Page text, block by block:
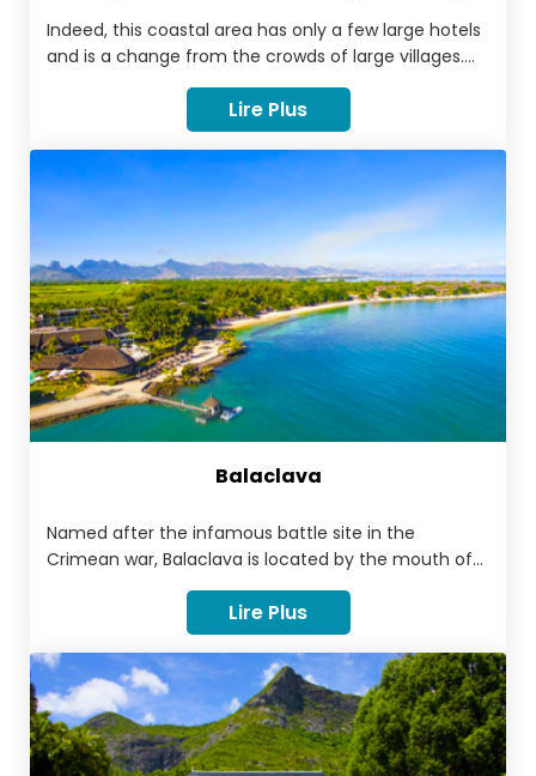
and bustle. It is no wonder that the real estate
sector is rapidly developing in this welcoming village.
Indeed, this coastal area has only a few large hotels
and is a change from the crowds of large villages.
Pointe aux Canonniers is dotted with elegant
seafront boutique resorts and laid-back guest
houses, plus dining options from upscale French
eateries to al fresco seafood shacks.
Lire Plus
Balaclava
Named after the infamous battle site in the
Crimean war, Balaclava is located by the mouth of
the Citron River in the northwest coast of Mauritius
and was once the flourishing estate of a rich and
famous family. Today, the remains of this estate
can be found as the ruins forming part of the
Maritim hotel. This is where you will notice how the
terrain drops dramatically down to the river, and the
remnants of an ancient mill and a powder depot
can be found.
Lire Plus